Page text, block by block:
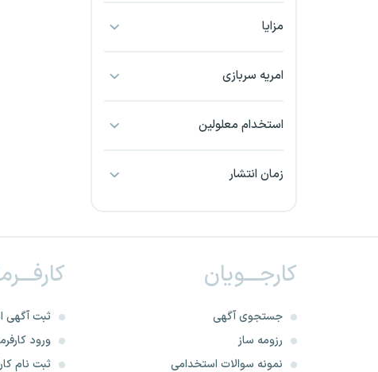
بندرعباس
خراسان شمالی
خرم آباد
خوزستان
مزایا
امریه سربازی
استخدام معلولین
زمان انتشار
کارجـــویان
جستجوی آگهی
رزومه ساز
نمونه سوالات استخدامی
ثبت آگهی
ورود
ثبت نام